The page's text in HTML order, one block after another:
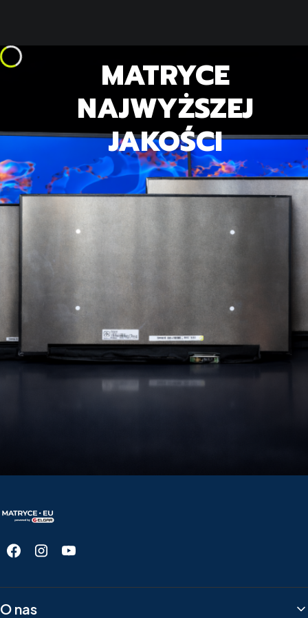
MATRYCE
NAJWYŻSZEJ
JAKOŚCI
Linki w stopce
O nas